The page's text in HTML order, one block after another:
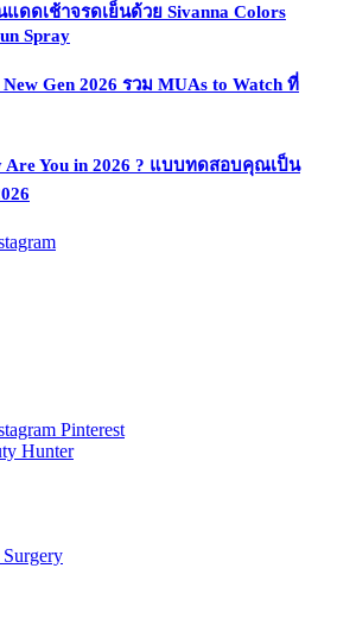
แดดเช้าจรดเย็นด้วย Sivanna Colors
Spray
Gen 2026 รวม MUAs to Watch ที่
Are You in 2026 ? แบบทดสอบคุณเป็น
Pinterest